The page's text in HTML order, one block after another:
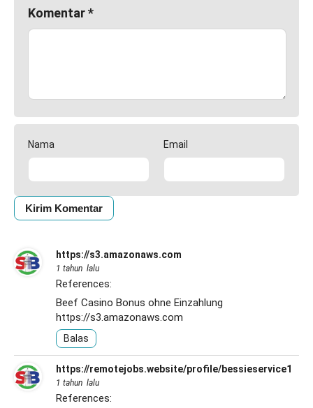
Komentar*
Nama Email
https://s3.amazonaws.com
1 tahun lalu
References:
Beef Casino Bonus ohne Einzahlung
https://s3.amazonaws.com
Balas
https://remotejobs.website/profile/bessieservice1
1 tahun lalu
References: